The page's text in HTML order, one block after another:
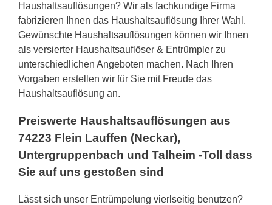
Haushaltsauflösungen? Wir als fachkundige Firma
fabrizieren Ihnen das Haushaltsauflösung Ihrer Wahl.
Gewünschte Haushaltsauflösungen können wir Ihnen
als versierter Haushaltsauflöser & Entrümpler zu
unterschiedlichen Angeboten machen. Nach Ihren
Vorgaben erstellen wir für Sie mit Freude das
Haushaltsauflösung an.
Preiswerte Haushaltsauflösungen aus
74223 Flein Lauffen (Neckar),
Untergruppenbach und Talheim -Toll dass
Sie auf uns gestoßen sind
Lässt sich unser Entrümpelung vierlseitig benutzen?